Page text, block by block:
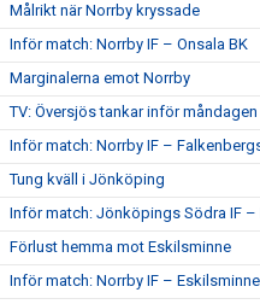
Målrikt när Norrby kryssade
Inför match: Norrby IF – Onsala BK
Marginalerna emot Norrby
TV: Översjös tankar inför måndagen
Inför match: Norrby IF –
Tung kväll i Jönköping
Inför match: Jönköpings Södra IF –
Förlust hemma mot Eskilsminne
Inför match: Norrby IF –